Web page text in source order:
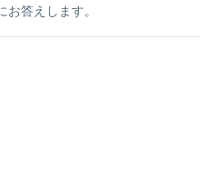
答えします。